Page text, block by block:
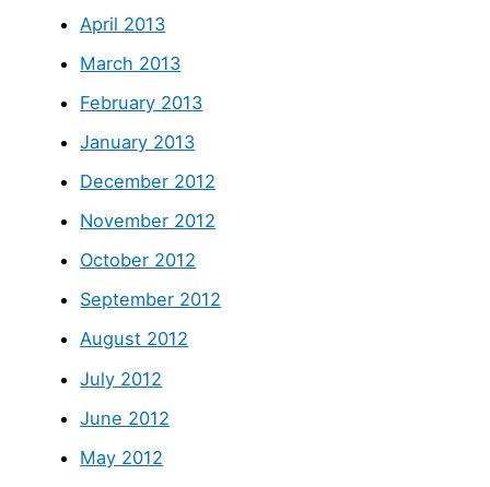
April 2013
March 2013
February 2013
January 2013
December 2012
November 2012
October 2012
September 2012
August 2012
July 2012
June 2012
May 2012